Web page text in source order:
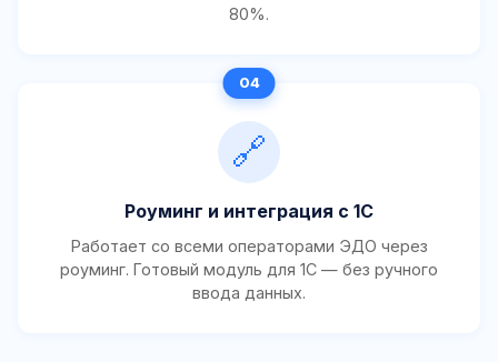
80%.
🔗
Роуминг и интеграция с 1С
Работает со всеми операторами ЭДО через
роуминг. Готовый модуль для 1С — без ручного
ввода данных.